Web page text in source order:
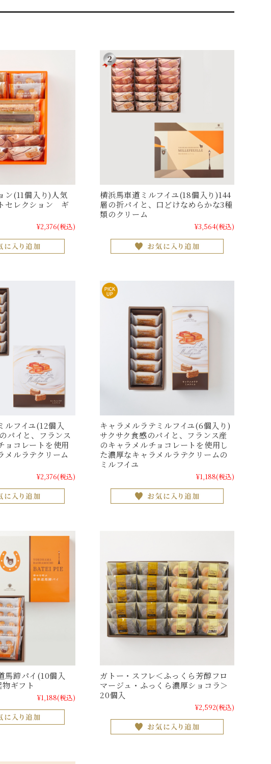
ン(11個入り)人気
セレクション ギ
¥2,376(税込)
横浜馬車道ミルフイユ(18個入り)144
層の折パイと、口どけなめらかな3種
類のクリーム
¥3,564(税込)
ルフイユ(12個入
パイと、フランス
ョコレートを使用
メルラテクリーム
¥2,376(税込)
キャラメルラテミルフイユ(6個入り)
サクサク食感のパイと、フランス産
のキャラメルチョコレートを使用し
た濃厚なキャラメルラテクリームの
ミルフイユ
¥1,188(税込)
馬蹄パイ(10個入
ギフト
¥1,188(税込)
ガトー・スフレ＜ふっくら芳醇フロ
マージュ・ふっくら濃厚ショコラ＞
20個入
¥2,592(税込)